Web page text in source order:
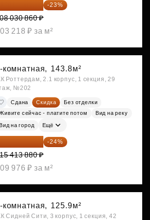
183 762 ₽ -23%
030 860 ₽
218 ₽ за м²
комнатная, 143.8м²
Роттердам, 2.1 корпус, 1 секция, 29
№202
Сдана Скидка
Без отделки
сейчас - платите потом
Вид на реку
Вид на город Ещё
714 549 ₽ -24%
413 880 ₽
976 ₽ за м²
комнатная, 125.9м²
Сидней Сити, 3 корпус, 1 секция, 42